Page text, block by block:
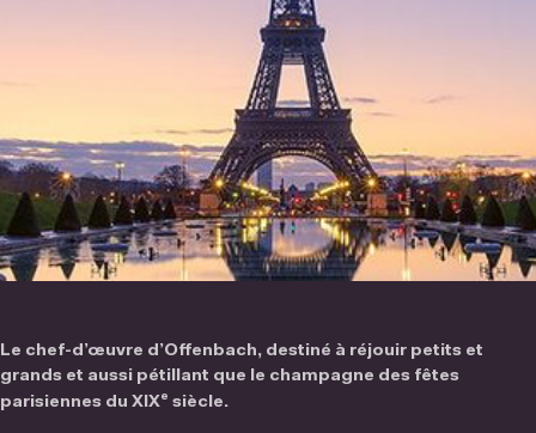
Le chef-d’œuvre d’Offenbach, destiné à réjouir petits et
grands et aussi pétillant que le champagne des fêtes
parisiennes du XIXe siècle.